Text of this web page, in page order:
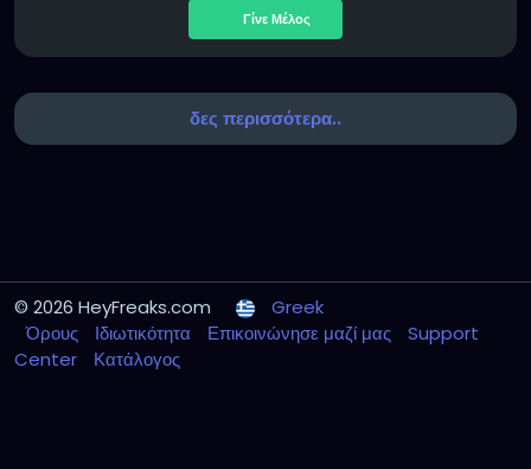
Γίνε Μέλος
δες περισσότερα..
© 2026 HeyFreaks.com
Greek
Όρους
Ιδιωτικότητα Επικοινώνησε μαζί μας
Support
Center
Κατάλογος